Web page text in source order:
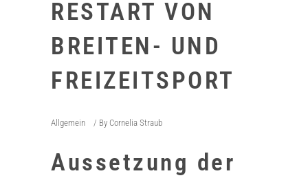
RESTART VON
BREITEN- UND
FREIZEITSPORT
Allgemein By Cornelia Straub
Aussetzung der